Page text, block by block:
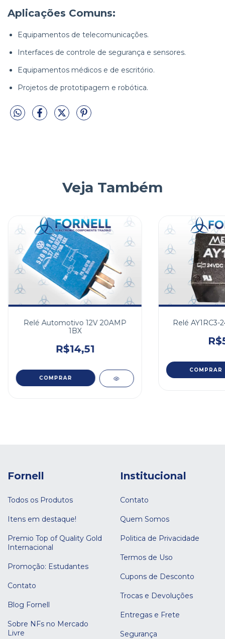
Aplicações Comuns:
Equipamentos de telecomunicações.
Interfaces de controle de segurança e sensores.
Equipamentos médicos e de escritório.
Projetos de prototipagem e robótica.
Veja Também
Relé Automotivo 12V 20AMP
1BX
R$14,51
Relé AY1RC3-
Fornell
Todos os Produtos
Itens em destaque!
Premio Top of Quality Gold
Internacional
Promoção: Estudantes
Contato
Blog Fornell
Sobre NFs no Mercado
Livre
Institucional
Contato
Quem Somos
Politica de Privacidade
Termos de Uso
Cupons de Desconto
Trocas e Devoluções
Entregas e Frete
Segurança